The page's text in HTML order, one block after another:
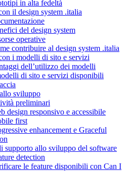
in alta fedeltà
il design system .italia
del design system
operative
contribuire al design system .italia
i modelli di sito e servizi
dell’utilizzo dei modelli
di sito e servizi disponibili
sviluppo
preliminari
design responsivo e accessibile
first
enhancement e Graceful
supporto allo sviluppo del software
detection
le feature disponibili con Can I